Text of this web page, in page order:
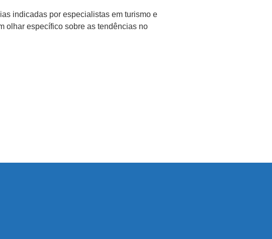
indicadas por especialistas em turismo e
olhar específico sobre as tendências no